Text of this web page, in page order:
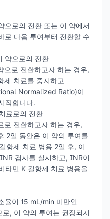
으로의 전환 또는 이 약에서
로 다음 투여부터 전환할 수
약으로의 전환
으로 전환하고자 하는 경우,
제 치료를 중지하고
Normalized Ratio)이
작합니다.
료로의 전환
로 전환하고자 하는 경우,
2일 동안은 이 약의 투여를
항제 치료 병용 2일 후, 이
검사를 실시하고, INR이
타민 K 길항제 치료 병용을
율이 15 mL/min 미만인
, 이 약의 투여는 권장되지